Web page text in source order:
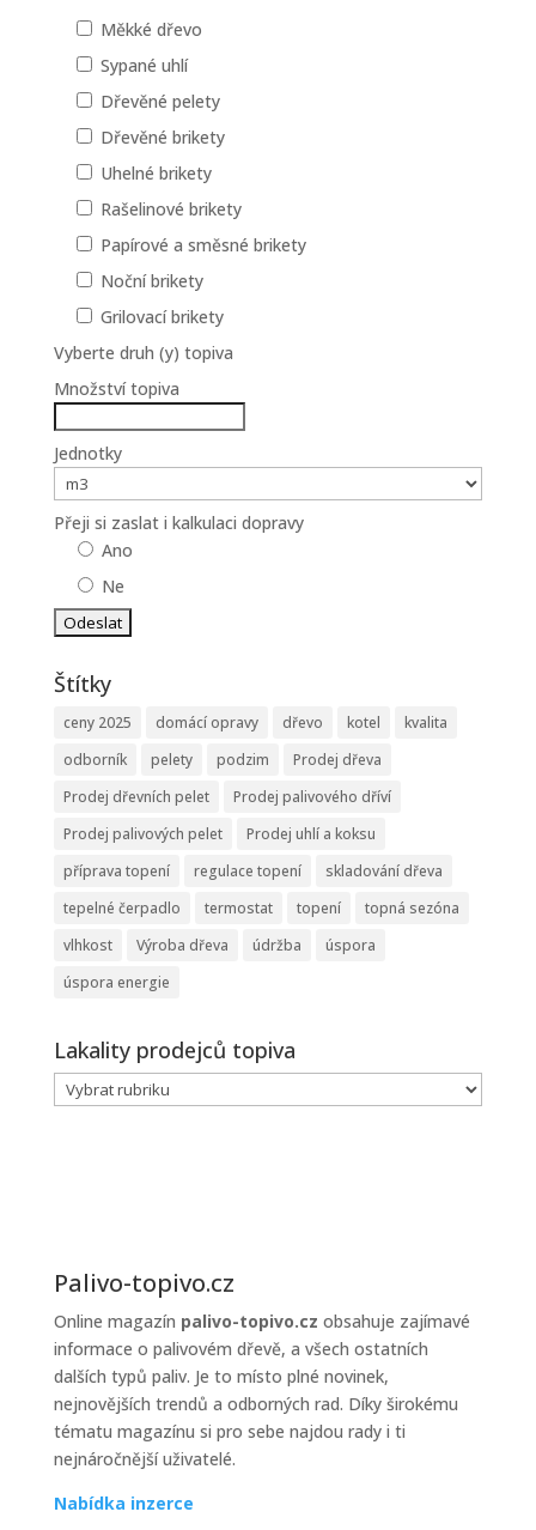
Měkké dřevo
Sypané uhlí
Dřevěné pelety
Dřevěné brikety
Uhelné brikety
Rašelinové brikety
Papírové a směsné brikety
Noční brikety
Grilovací brikety
Vyberte druh (y) topiva
Množství topiva
Jednotky
Přeji si zaslat i kalkulaci dopravy
Ano
Ne
Štítky
ceny 2025 domácí opravy dřevo kotel
kvalita
odborník
pelety podzim
Prodej dřeva
Prodej dřevních pelet
Prodej palivového dříví
Prodej palivových pelet
Prodej uhlí a koksu
příprava topení
regulace topení
skladování dřeva
tepelné čerpadlo
termostat topení
topná sezóna
vlhkost
Výroba dřeva údržba
úspora
úspora energie
Lakality prodejců topiva
Lakality
prodejců
Palivo-topivo.cz
Online magazín palivo-topivo.cz obsahuje zajímavé
informace o palivovém dřevě, a všech ostatních
dalších typů paliv. Je to místo plné novinek,
nejnovějších trendů a odborných rad. Díky širokému
tématu magazínu si pro sebe najdou rady i ti
nejnáročnější uživatelé.
Nabídka inzerce